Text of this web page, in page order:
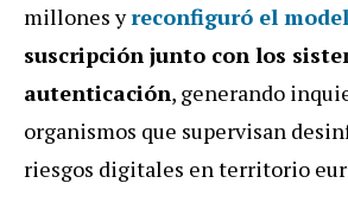
millones yreconfiguró el
suscripción junto con los
autenticación, generando
organismos que supervisan
riesgos digitales en territorio